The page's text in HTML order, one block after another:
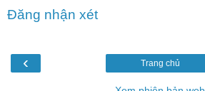
Đăng nhận xét
‹ Trang chủ